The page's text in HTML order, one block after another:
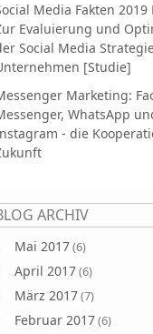
Media Fakten 2019
Evaluierung und
Social Media
[Studie]
Marketing:
WhatsApp
- die
ARCHIV
Mai 2017(6)
April 2017(6)
März 2017(7)
Februar 2017(6)